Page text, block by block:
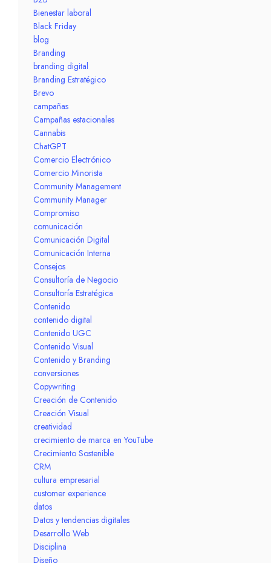
Bienestar laboral
Black Friday
blog
Branding
branding digital
Branding Estratégico
Brevo
campañas
Campañas estacionales
Cannabis
ChatGPT
Comercio Electrónico
Comercio Minorista
Community Management
Community Manager
Compromiso
comunicación
Comunicación Digital
Comunicación Interna
Consejos
Consultoría de Negocio
Consultoría Estratégica
Contenido
contenido digital
Contenido UGC
Contenido Visual
Contenido y Branding
conversiones
Copywriting
Creación de Contenido
Creación Visual
creatividad
crecimiento de marca en YouTube
Crecimiento Sostenible
CRM
cultura empresarial
customer experience
datos
Datos y tendencias digitales
Desarrollo Web
Disciplina
Diseño